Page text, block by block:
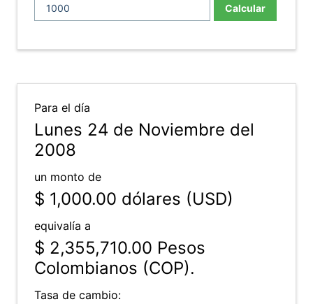
Calcular
Para el día
Lunes 24 de Noviembre del
2008
un monto de
$ 1,000.00 dólares (USD)
equivalía a
$ 2,355,710.00 Pesos
Colombianos (COP).
Tasa de cambio: